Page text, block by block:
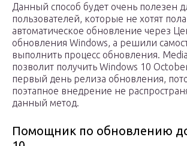
Данный способ будет очень полезен
пользователей, которые не хотят
автоматическое обновление через
обновления Windows, а решили
выполнить процесс обновления.
позволит получить Windows 10
первый день релиза обновления,
поэтапное внедрение не
данный метод.
Помощник по обновлению